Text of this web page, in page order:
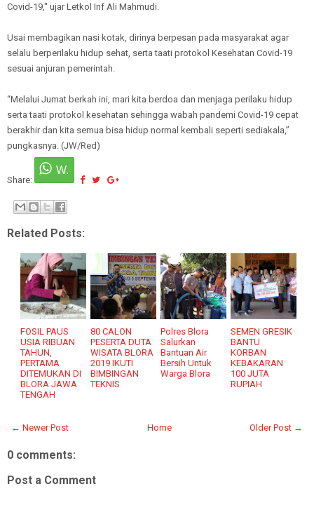
Covid-19," ujar Letkol Inf Ali Mahmudi.
Usai membagikan nasi kotak, dirinya berpesan pada masyarakat agar
selalu berperilaku hidup sehat, serta taati protokol Kesehatan Covid-19
sesuai anjuran pemerintah.
“Melalui Jumat berkah ini, mari kita berdoa dan menjaga perilaku hidup
serta taati protokol kesehatan sehingga wabah pandemi Covid-19 cepat
berakhir dan kita semua bisa hidup normal kembali seperti sediakala,”
pungkasnya. (JW/Red)
Share:
Related Posts:
FOSIL PAUS
USIA RIBUAN
TAHUN,
PERTAMA
DITEMUKAN DI
BLORA JAWA
TENGAH
80 CALON
PESERTA DUTA
WISATA BLORA
2019 IKUTI
BIMBINGAN
TEKNIS
Polres Blora
Salurkan
Bantuan Air
Bersih Untuk
Warga Blora
SEMEN GRESIK
BANTU
KORBAN
KEBAKARAN
100 JUTA
RUPIAH
← Newer Post Older Post →
Home
0 comments:
Post a Comment